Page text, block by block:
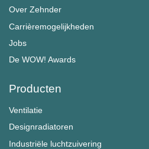
Over Zehnder
Carrièremogelijkheden
Jobs
De WOW! Awards
Producten
Ventilatie
Designradiatoren
Industriële luchtzuivering